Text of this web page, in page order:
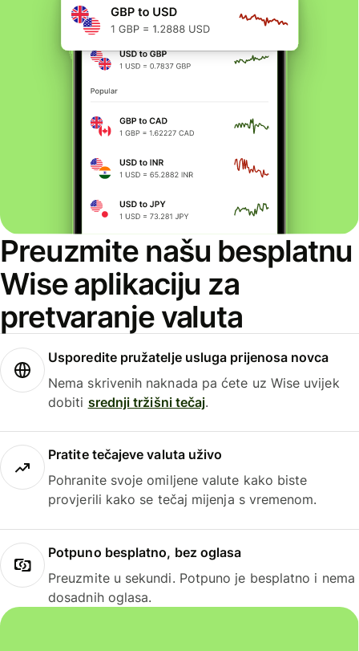
Preuzmite našu besplatnu
Wise aplikaciju za
pretvaranje valuta
Usporedite pružatelje usluga prijenosa novca
Nema skrivenih naknada pa ćete uz Wise uvijek
dobiti srednji tržišni tečaj.
Pratite tečajeve valuta uživo
Pohranite svoje omiljene valute kako biste
provjerili kako se tečaj mijenja s vremenom.
Potpuno besplatno, bez oglasa
Preuzmite u sekundi. Potpuno je besplatno i nema
dosadnih oglasa.